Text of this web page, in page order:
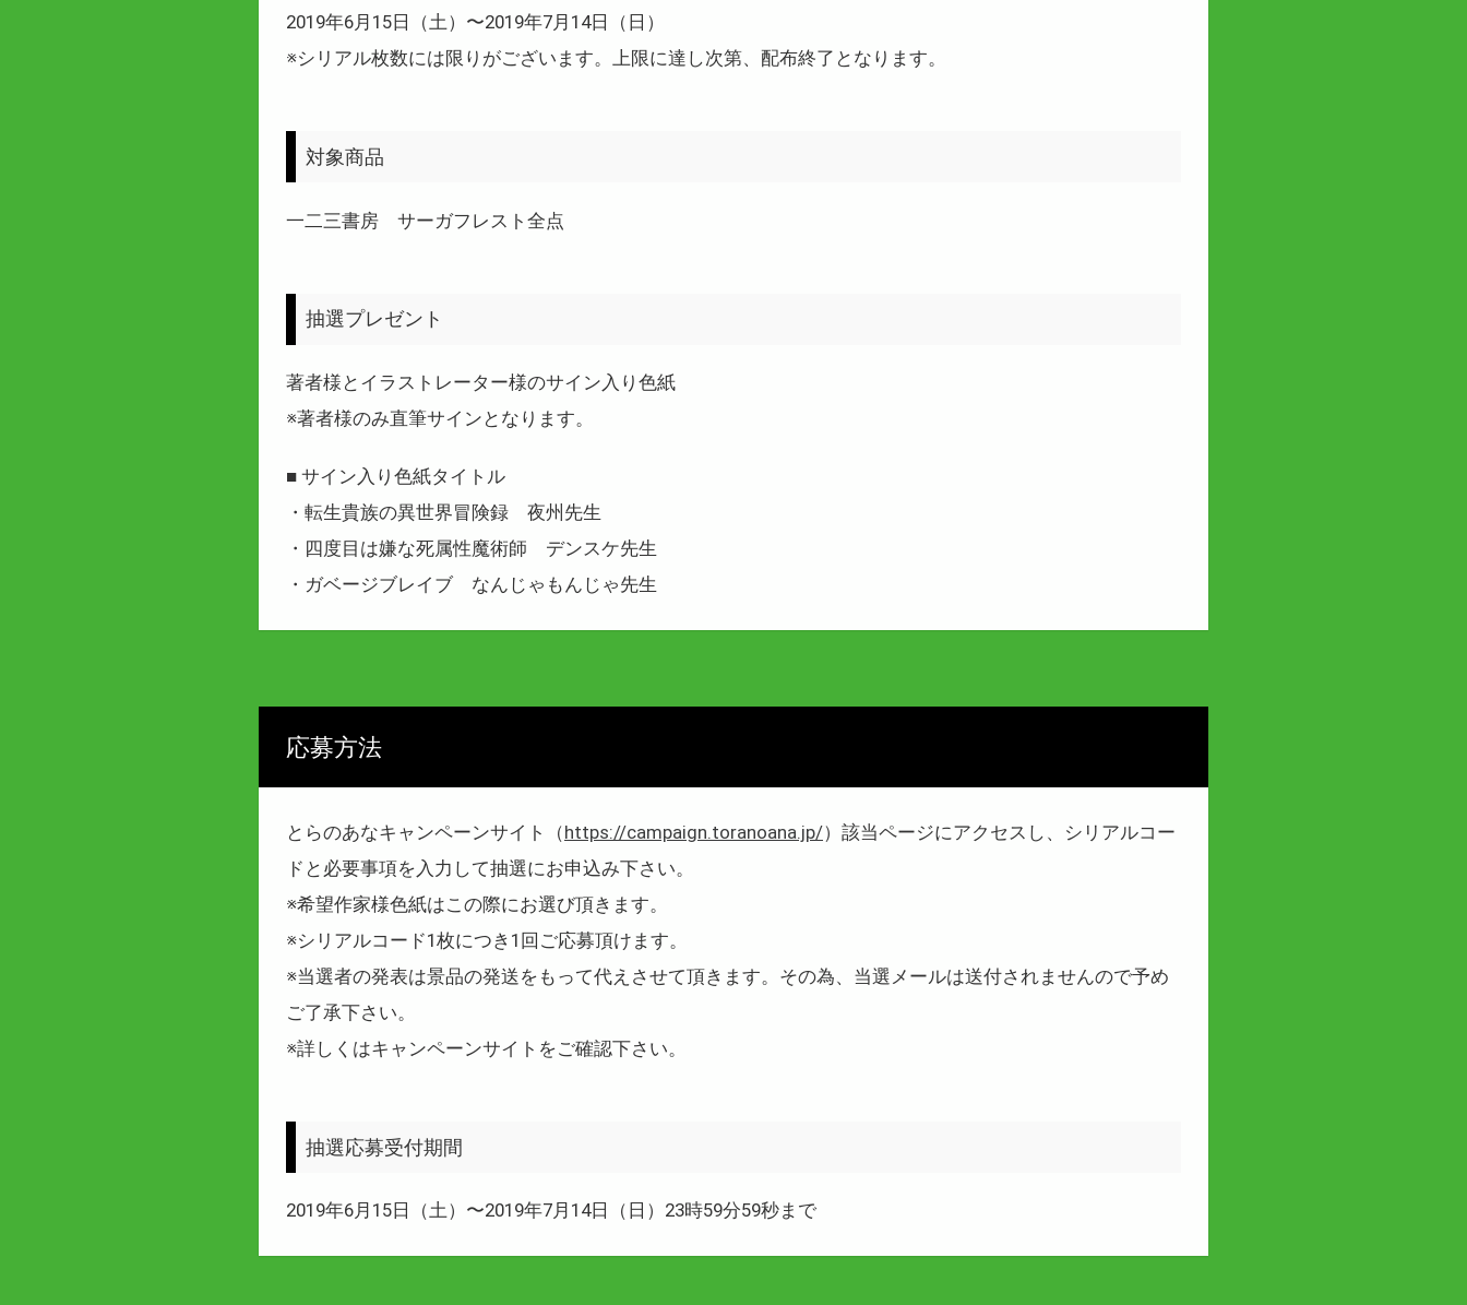
2019年6月15日（土）〜2019年7月14日（日）
※シリアル枚数には限りがございます。上限に達し次第、配布終了となります。
対象商品
一二三書房 サーガフレスト全点
抽選プレゼント
著者様とイラストレーター様のサイン入り色紙
※著者様のみ直筆サインとなります。
■ サイン入り色紙タイトル
・転生貴族の異世界冒険録 夜州先生
・四度目は嫌な死属性魔術師 デンスケ先生
・ガベージブレイブ なんじゃもんじゃ先生
応募方法
とらのあなキャンペーンサイト（https://campaign.toranoana.jp/）該当ページにアクセスし、シリアルコー
ドと必要事項を入力して抽選にお申込み下さい。
※希望作家様色紙はこの際にお選び頂きます。
※シリアルコード1枚につき1回ご応募頂けます。
※当選者の発表は景品の発送をもって代えさせて頂きます。その為、当選メールは送付されませんので予め
ご了承下さい。
※詳しくはキャンペーンサイトをご確認下さい。
抽選応募受付期間
2019年6月15日（土）〜2019年7月14日（日）23時59分59秒まで